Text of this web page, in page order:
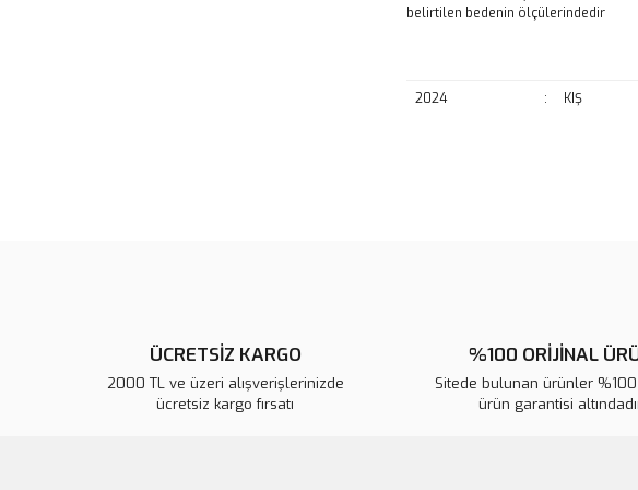
belirtilen bedenin ölçülerindedir
2024 : KIŞ
Ürün bilgilerinde hatalar
Ürün fiyatı diğer sitelerden daha
Bu ürüne benzer farklı
ÜCRETSİZ KARGO
2000 TL ve üzeri alışverişlerinizde
ücretsiz kargo fırsatı
%100 ORİJİNAL
Sitede bulunan ürünler
ürün garantisi